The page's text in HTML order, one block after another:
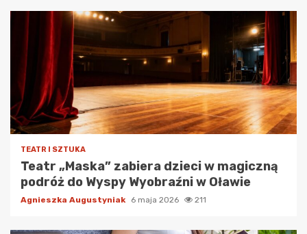
TEATR I SZTUKA
Teatr „Maska” zabiera dzieci w magiczną
podróż do Wyspy Wyobraźni w Oławie
Agnieszka Augustyniak 6 maja 2026 211